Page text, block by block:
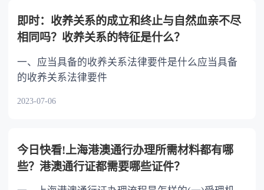
即时：收养关系的成立和终止与自然血亲不尽
相同吗？收养关系的特征是什么？
一、应当具备的收养关系法律要件是什么应当具备
的收养关系法律要件
2023-07-06
今日快看!上海港澳通行办理所需材料都有哪
些？港澳通行证都需要哪些证件？